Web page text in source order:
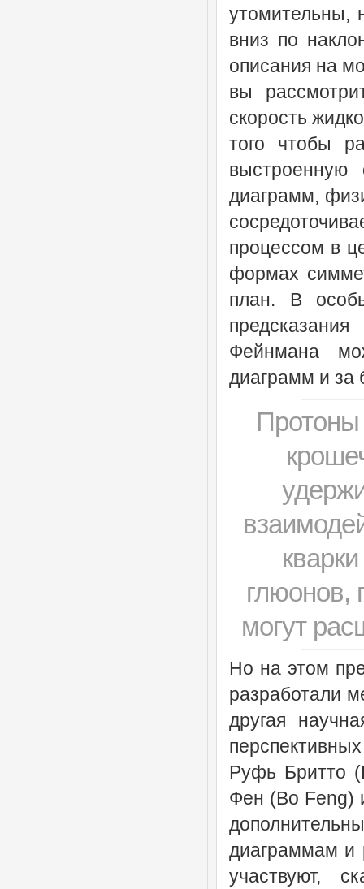
утомительны,
вниз по
описания на
вы
скорость
того чтобы
выстроенную
диаграмм,
процессом в
формах
план. В
Фейнмана
диаграмм и за
глюонов,
могут
Но на этом
разработали
другая
Руфь Бритто
Фен (Во Feng)
диаграммам и
участвуют,